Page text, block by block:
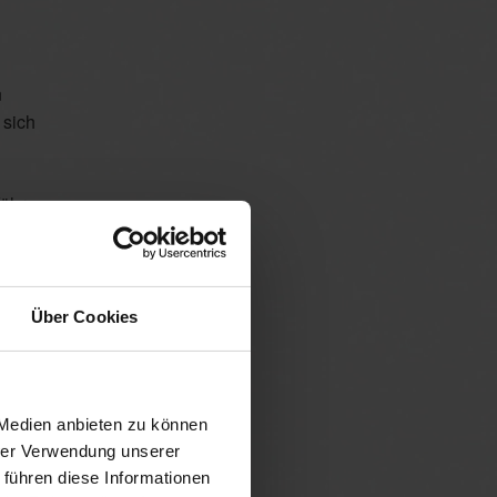
Über Cookies
anbieten zu können
Verwendung unserer
diese Informationen
was
beim